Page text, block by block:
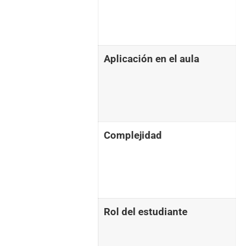
Aplicación en el aula
Complejidad
Rol del estudiante